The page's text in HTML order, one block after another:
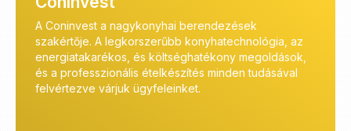
A Coninvest a nagykonyhai berendezések
szakértője. A legkorszerűbb konyhatechnológia, az
energiatakarékos, és költséghatékony megoldások,
és a professzionális ételkészítés minden tudásával
felvértezve várjuk ügyfeleinket.